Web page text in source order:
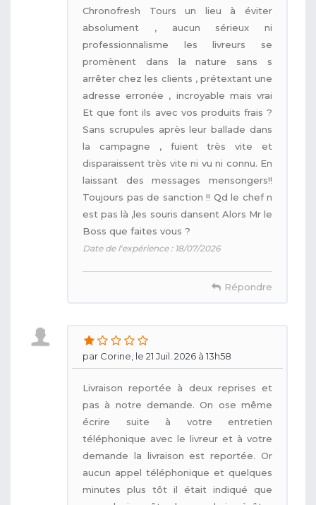
Chronofresh Tours un lieu à éviter
absolument , aucun sérieux ni
professionnalisme les livreurs se
promènent dans la nature sans s
arrêter chez les clients , prétextant une
adresse erronée , incroyable mais vrai
Et que font ils avec vos produits frais ?
Sans scrupules après leur ballade dans
la campagne , fuient très vite et
disparaissent très vite ni vu ni connu. En
laissant des messages mensongers!!
Toujours pas de sanction !! Qd le chef n
est pas là ,les souris dansent Alors Mr le
Boss que faites vous ?
Date de l'expérience : 18/07/2026
Répondre
par Corine, le 21 Juil. 2026 à 13h58
Livraison reportée à deux reprises et
pas à notre demande. On ose même
écrire suite à votre entretien
téléphonique avec le livreur et à votre
demande la livraison est reportée. Or
aucun appel téléphonique et quelques
minutes plus tôt il était indiqué que